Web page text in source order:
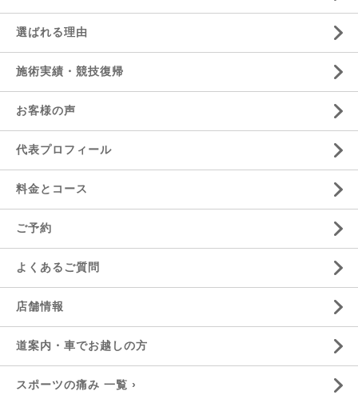
選ばれる理由
施術実績・競技復帰
お客様の声
代表プロフィール
料金とコース
ご予約
よくあるご質問
店舗情報
道案内・車でお越しの方
スポーツの痛み 一覧 ›